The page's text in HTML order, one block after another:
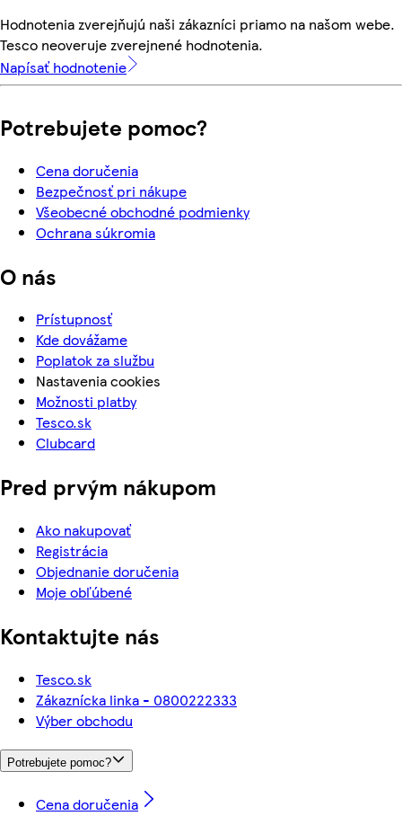
Hodnotenia zverejňujú naši zákazníci priamo na našom webe.
Tesco neoveruje zverejnené hodnotenia.
Napísať hodnotenie
Potrebujete pomoc?
Cena doručenia
Bezpečnosť pri nákupe
Všeobecné obchodné podmienky
Ochrana súkromia
O nás
Prístupnosť
Kde dovážame
Poplatok za službu
Nastavenia cookies
Možnosti platby
Tesco.sk
Clubcard
Pred prvým nákupom
Ako nakupovať
Registrácia
Objednanie doručenia
Moje obľúbené
Kontaktujte nás
Tesco.sk
Zákaznícka linka - 0800222333
Výber obchodu
Potrebujete pomoc?
Cena doručenia